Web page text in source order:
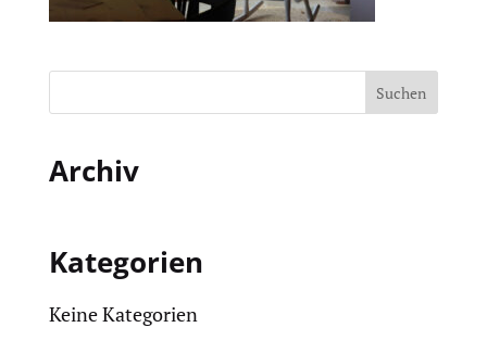
Archiv
Kategorien
Keine Kategorien